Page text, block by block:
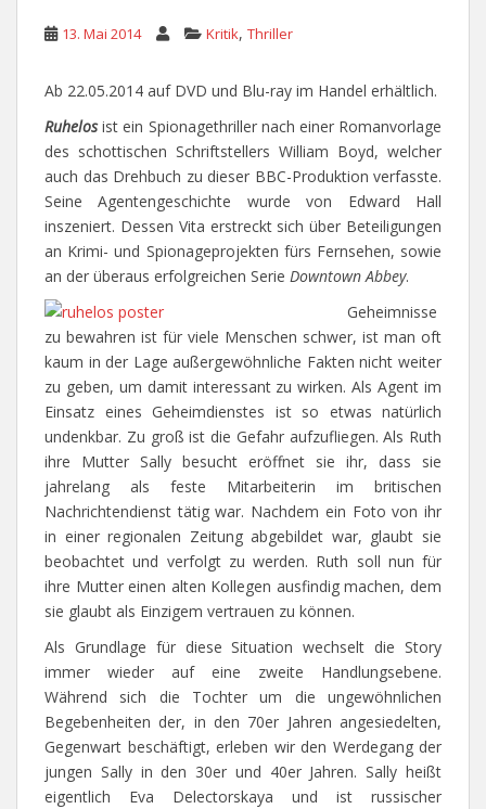
13. Mai 2014 Kritik, Thriller
Ab 22.05.2014 auf DVD und Blu-ray im Handel erhältlich.
Ruhelosist ein Spionagethriller nach einer Romanvorlage
des schottischen Schriftstellers William Boyd, welcher
auch das Drehbuch zu dieser BBC-Produktion verfasste.
Seine Agentengeschichte wurde von Edward Hall
inszeniert. Dessen Vita erstreckt sich über Beteiligungen
an Krimi- und Spionageprojekten fürs Fernsehen, sowie
an der überaus erfolgreichen Serie Downtown Abbey.
Geheimnisse
zu bewahren ist für viele Menschen schwer, ist man oft
kaum in der Lage außergewöhnliche Fakten nicht weiter
zu geben, um damit interessant zu wirken. Als Agent im
Einsatz eines Geheimdienstes ist so etwas natürlich
undenkbar. Zu groß ist die Gefahr aufzufliegen. Als Ruth
ihre Mutter Sally besucht eröffnet sie ihr, dass sie
jahrelang als feste Mitarbeiterin im britischen
Nachrichtendienst tätig war. Nachdem ein Foto von ihr
in einer regionalen Zeitung abgebildet war, glaubt sie
beobachtet und verfolgt zu werden. Ruth soll nun für
ihre Mutter einen alten Kollegen ausfindig machen, dem
sie glaubt als Einzigem vertrauen zu können.
Als Grundlage für diese Situation wechselt die Story
immer wieder auf eine zweite Handlungsebene.
Während sich die Tochter um die ungewöhnlichen
Begebenheiten der, in den 70er Jahren angesiedelten,
Gegenwart beschäftigt, erleben wir den Werdegang der
jungen Sally in den 30er und 40er Jahren. Sally heißt
eigentlich Eva Delectorskaya und ist russischer